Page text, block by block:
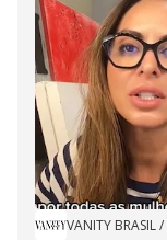
VANITY BRASIL/